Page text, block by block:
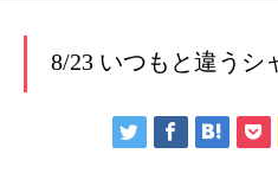
8/23 いつもと違うシ